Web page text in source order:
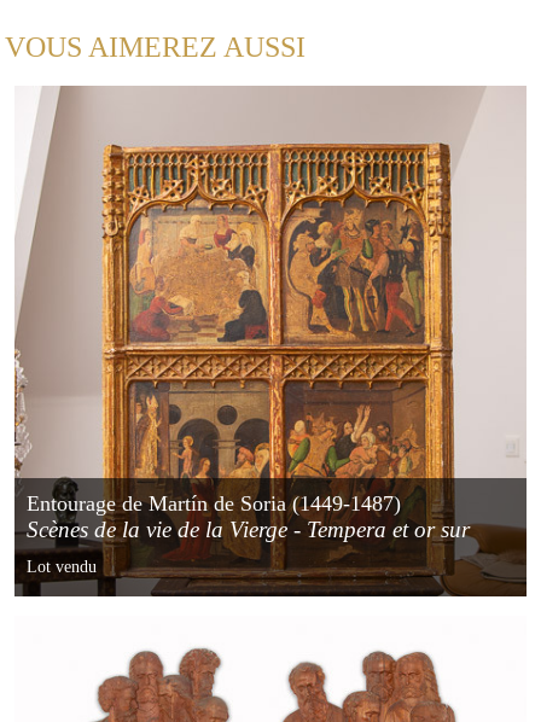
VOUS AIMEREZ AUSSI
Entourage de Martín de Soria (1449-1487)
Scènes de la vie de la Vierge - Tempera et or sur
panneau
Lot vendu